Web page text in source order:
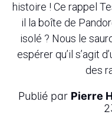
histoire ! Ce rappel
il la boîte de
isolé ? Nous le
espérer qu’il s’agit
des
Publié par Pierre